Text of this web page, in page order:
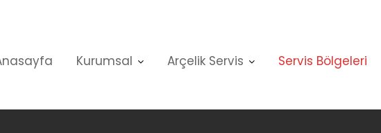
Kurumsal Arçelik Servis Servis Bölgeleri